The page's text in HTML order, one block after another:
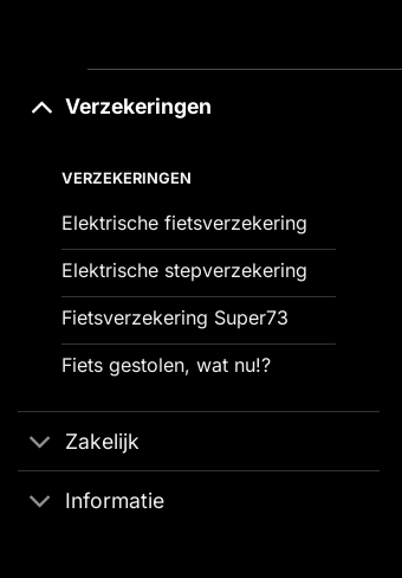
Verzekeringen
VERZEKERINGEN
Elektrische fietsverzekering
Elektrische stepverzekering
Fietsverzekering Super73
Fiets gestolen, wat nu!?
Zakelijk
Informatie